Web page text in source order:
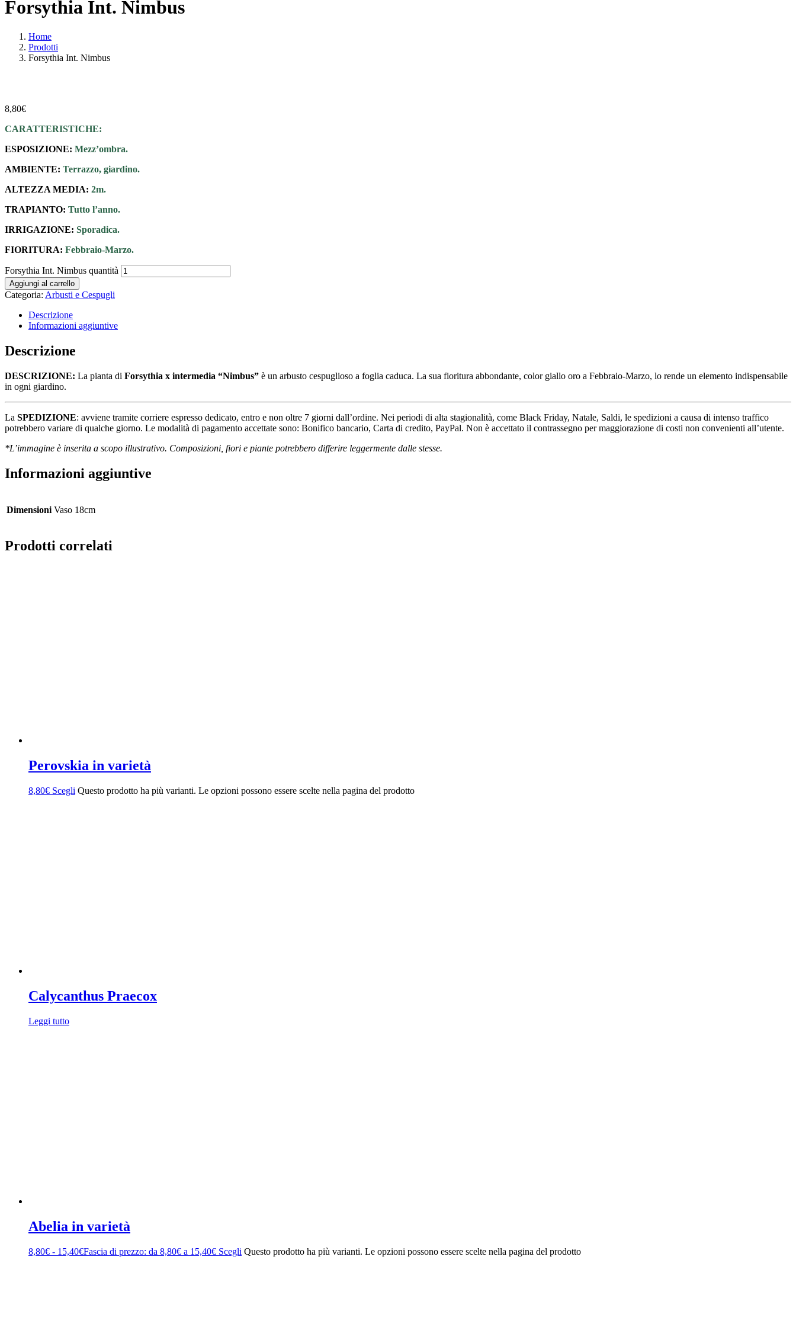
Forsythia Int. Nimbus
Home
Prodotti
Forsythia Int. Nimbus
8,80€
CARATTERISTICHE:
ESPOSIZIONE: Mezz’ombra.
AMBIENTE: Terrazzo, giardino.
ALTEZZA MEDIA: 2m.
TRAPIANTO: Tutto l’anno.
IRRIGAZIONE: Sporadica.
FIORITURA: Febbraio-Marzo.
Forsythia Int. Nimbus quantità
Aggiungi al carrello
Categoria: Arbusti e Cespugli
Descrizione
Informazioni aggiuntive
Descrizione
DESCRIZIONE: La pianta di Forsythia x intermedia “Nimbus” è un arbusto cespuglioso a foglia caduca. La sua fioritura abbondante, color giallo oro a Febbraio-Marzo, lo rende un elemento indispensabile
in ogni giardino.
La SPEDIZIONE: avviene tramite corriere espresso dedicato, entro e non oltre 7 giorni dall’ordine. Nei periodi di alta stagionalità, come Black Friday, Natale, Saldi, le spedizioni a causa di intenso traffico
potrebbero variare di qualche giorno. Le modalità di pagamento accettate sono: Bonifico bancario, Carta di credito, PayPal. Non è accettato il contrassegno per maggiorazione di costi non convenienti all’utente.
*L’immagine è inserita a scopo illustrativo. Composizioni, fiori e piante potrebbero differire leggermente dalle stesse.
Informazioni aggiuntive
Dimensioni Vaso 18cm
Prodotti correlati
Perovskia in varietà
8,80€ Scegli Questo prodotto ha più varianti. Le opzioni possono essere scelte nella pagina del prodotto
Calycanthus Praecox
Leggi tutto
Abelia in varietà
8,80€ - 15,40€Fascia di prezzo: da 8,80€ a 15,40€ Scegli Questo prodotto ha più varianti. Le opzioni possono essere scelte nella pagina del prodotto